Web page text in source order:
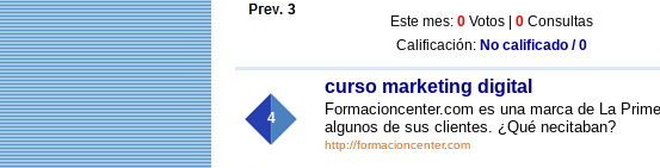
3
Este mes: 0 Votos | 0 Consultas
Calificación: No calificado / 0
4
curso marketing digital
Formacioncenter.com es una marca de La
algunos de sus clientes. ¿Qué necitaban?
http://formacioncenter.com